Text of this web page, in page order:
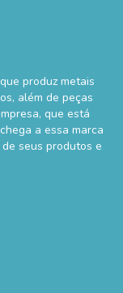
produz metais
além de peças
que está
a essa marca
seus produtos e